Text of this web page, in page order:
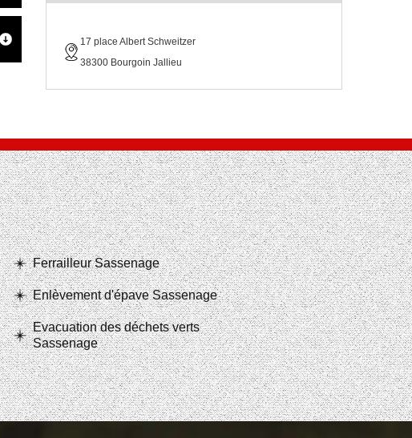
17 place Albert Schweitzer
38300 Bourgoin Jallieu
Ferrailleur Sassenage
Enlèvement d'épave Sassenage
Evacuation des déchets verts
Sassenage